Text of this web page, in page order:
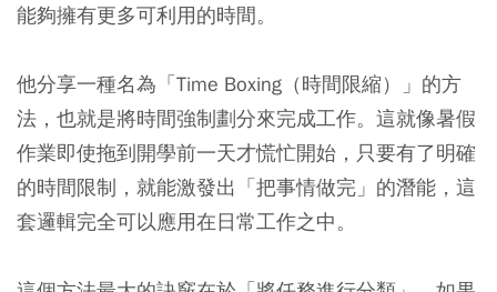
能夠擁有更多可利用的時間。
他分享一種名為「Time Boxing（時間限縮）」的方
法，也就是將時間強制劃分來完成工作。這就像暑假
作業即使拖到開學前一天才慌忙開始，只要有了明確
的時間限制，就能激發出「把事情做完」的潛能，這
套邏輯完全可以應用在日常工作之中。